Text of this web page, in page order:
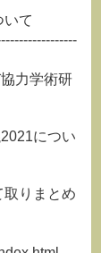
て
力学術研
につい
りまとめ